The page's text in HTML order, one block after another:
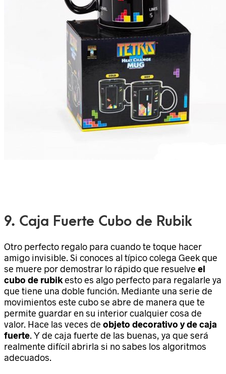
9. Caja Fuerte Cubo de Rubik
Otro perfecto regalo para cuando te toque hacer
amigo invisible. Si conoces al típico colega Geek que
se muere por demostrar lo rápido que resuelve el
cubo de rubikesto es algo perfecto para regalarle ya
que tiene una doble función. Mediante una serie de
movimientos este cubo se abre de manera que te
permite guardar en su interior cualquier cosa de
valor. Hace las veces de objeto decorativo y de caja
fuerte. Y de caja fuerte de las buenas, ya que será
realmente difícil abrirla si no sabes los algoritmos
adecuados.